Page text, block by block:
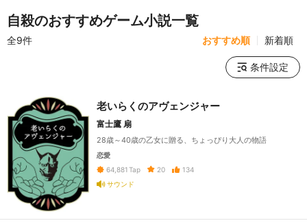
自殺のおすすめゲーム小説一覧
全9件 おすすめ順 新着順
条件設定
老いらくのアヴェンジャー
富士鷹 扇
28歳～40歳の乙女に贈る、ちょっぴり大人の物語
恋愛
64,881 Tap 20
134
サウンド